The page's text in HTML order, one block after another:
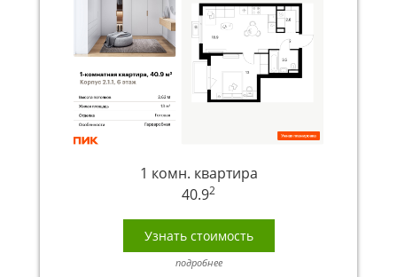
1 комн. квартира
40.92
Узнать стоимость
подробнее